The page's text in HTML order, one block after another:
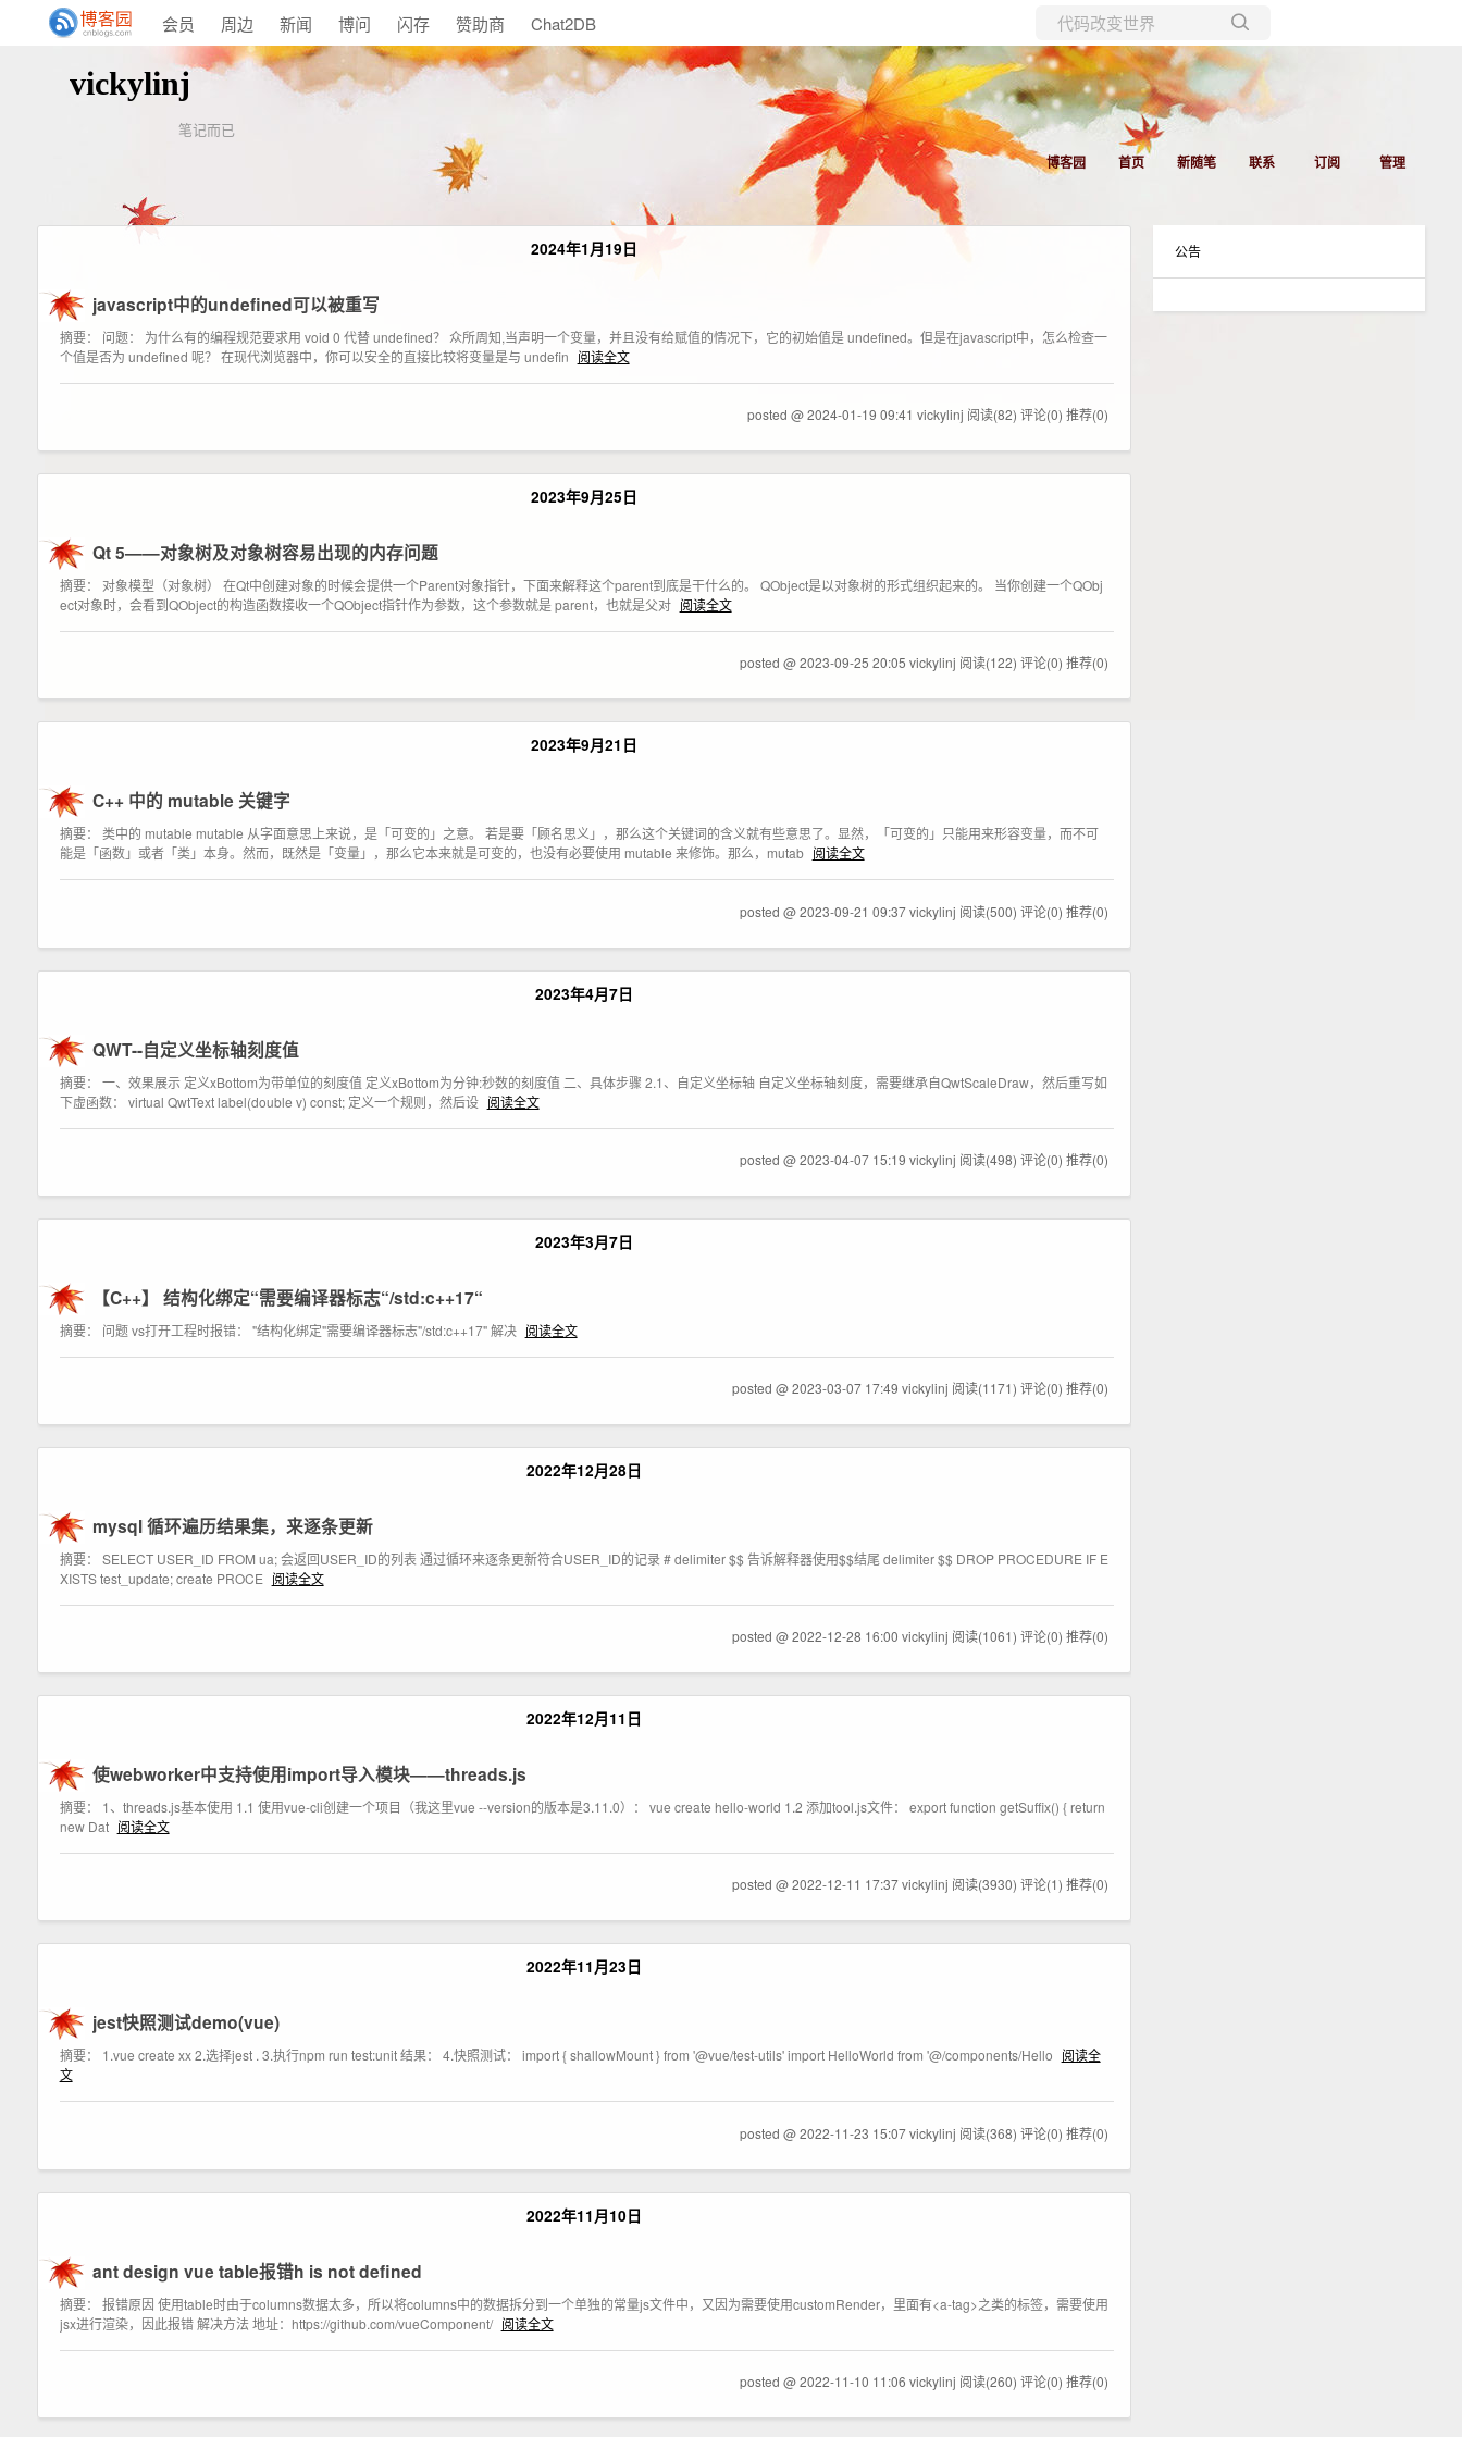
会员 周边 新闻 博问 闪存 赞助商 Chat2DB
所有博客
当前博客
vickylinj
笔记而已
博客园 首页 新随笔 联系 订阅 管理
2024年1月19日
javascript中的undefined可以被重写
摘要： 问题： 为什么有的编程规范要求用 void 0 代替 undefined？ 众所周知,当声明一个变量，并且没有给赋值的情况下，它的初始值是 undefined。但是在javascript中，怎么检查一
个值是否为 undefined 呢？ 在现代浏览器中，你可以安全的直接比较将变量是与 undefin 阅读全文
posted @ 2024-01-19 09:41 vickylinj 阅读(82) 评论(0) 推荐(0)
2023年9月25日
Qt 5——对象树及对象树容易出现的内存问题
摘要： 对象模型（对象树） 在Qt中创建对象的时候会提供一个Parent对象指针，下面来解释这个parent到底是干什么的。 QObject是以对象树的形式组织起来的。 当你创建一个QObj
ect对象时，会看到QObject的构造函数接收一个QObject指针作为参数，这个参数就是 parent，也就是父对 阅读全文
posted @ 2023-09-25 20:05 vickylinj 阅读(122) 评论(0) 推荐(0)
2023年9月21日
C++ 中的 mutable 关键字
摘要： 类中的 mutable mutable 从字面意思上来说，是「可变的」之意。 若是要「顾名思义」，那么这个关键词的含义就有些意思了。显然，「可变的」只能用来形容变量，而不可
能是「函数」或者「类」本身。然而，既然是「变量」，那么它本来就是可变的，也没有必要使用 mutable 来修饰。那么，mutab 阅读全文
posted @ 2023-09-21 09:37 vickylinj 阅读(500) 评论(0) 推荐(0)
2023年4月7日
QWT--自定义坐标轴刻度值
摘要： 一、效果展示 定义xBottom为带单位的刻度值 定义xBottom为分钟:秒数的刻度值 二、具体步骤 2.1、自定义坐标轴 自定义坐标轴刻度，需要继承自QwtScaleDraw，然后重写如
下虚函数： virtual QwtText label(double v) const; 定义一个规则，然后设 阅读全文
posted @ 2023-04-07 15:19 vickylinj 阅读(498) 评论(0) 推荐(0)
2023年3月7日
【C++】 结构化绑定“需要编译器标志“/std:c++17“
摘要： 问题 vs打开工程时报错： "结构化绑定"需要编译器标志"/std:c++17" 解决 阅读全文
posted @ 2023-03-07 17:49 vickylinj 阅读(1171) 评论(0) 推荐(0)
2022年12月28日
mysql 循环遍历结果集，来逐条更新
摘要： SELECT USER_ID FROM ua; 会返回USER_ID的列表 通过循环来逐条更新符合USER_ID的记录 # delimiter $$ 告诉解释器使用$$结尾 delimiter $$ DROP PROCEDURE IF E
XISTS test_update; create PROCE 阅读全文
posted @ 2022-12-28 16:00 vickylinj 阅读(1061) 评论(0) 推荐(0)
2022年12月11日
使webworker中支持使用import导入模块——threads.js
摘要： 1、threads.js基本使用 1.1 使用vue-cli创建一个项目（我这里vue --version的版本是3.11.0）： vue create hello-world 1.2 添加tool.js文件： export function getSuffix() { return
new Dat 阅读全文
posted @ 2022-12-11 17:37 vickylinj 阅读(3930) 评论(1) 推荐(0)
2022年11月23日
jest快照测试demo(vue)
摘要： 1.vue create xx 2.选择jest . 3.执行npm run test:unit 结果： 4.快照测试： import { shallowMount } from '@vue/test-utils' import HelloWorld from '@/components/Hello 阅读全
文
posted @ 2022-11-23 15:07 vickylinj 阅读(368) 评论(0) 推荐(0)
2022年11月10日
ant design vue table报错h is not defined
摘要： 报错原因 使用table时由于columns数据太多，所以将columns中的数据拆分到一个单独的常量js文件中，又因为需要使用customRender，里面有<a-tag>之类的标签，需要使用
jsx进行渲染，因此报错 解决方法 地址：https://github.com/vueComponent/ 阅读全文
posted @ 2022-11-10 11:06 vickylinj 阅读(260) 评论(0) 推荐(0)
公告